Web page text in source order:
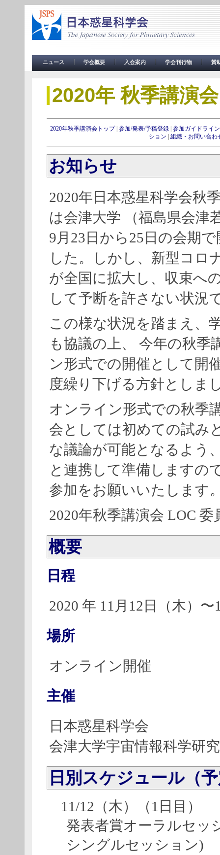
ニュース 学会概要 入会案内 学会刊行物
賛
2020年 秋季講演会
2020年秋季講演会トップ| 参加/発表/予稿登録 参加ガイドライン
ション
組織・お問い合わ
お知らせ
2020年日本惑星科学会秋
は会津大学 （福島県会津
9月23日から25日の会期
した。しかし、新型コロ
が全国に拡大し、収束へ
して予断を許さない状況
この様な状況を踏まえ、
も協議の上、 今年の秋季
ン形式での開催として開
度繰り下げる方針としま
オンライン形式での秋季
会としては初めての試み
な議論が可能となるよう
と連携して準備しますの
参加をお願いいたします
2020年秋季講演会 LOC 委
概要
日程
2020 年 11月12日（木）
場所
オンライン開催
主催
日本惑星科学会
会津大学宇宙情報科学研
日別スケジュール（
11/12（木）（1日目）
発表者賞オーラルセッ
シングルセッション)